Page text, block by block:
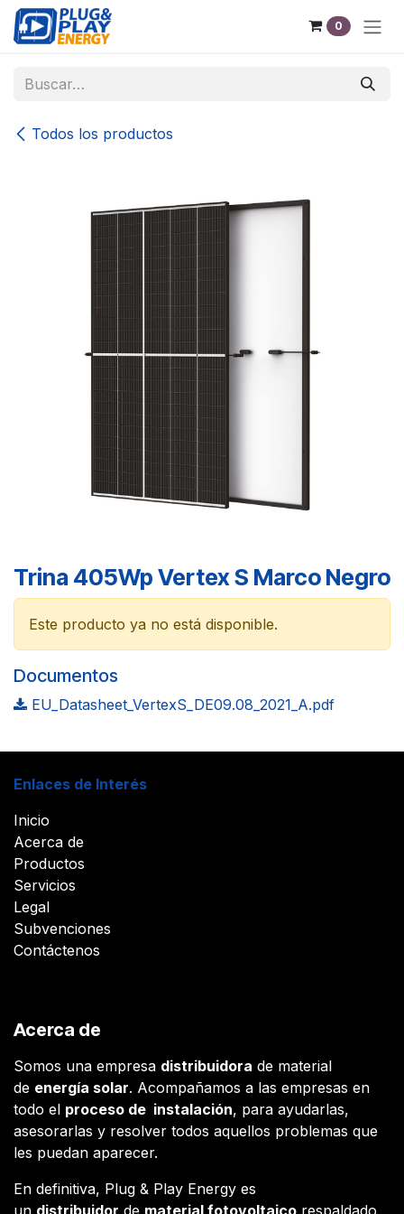
Ir al contenido
0
Todos los productos
Trina 405Wp Vertex S Marco Negro
Este producto ya no está disponible.
Documentos
EU_Datasheet_VertexS_DE09.08_2021_A.pdf
Enlaces de Interés
Inicio
Acerca de
Productos
Servicios
Legal
Subvenciones
Contáctenos
Acerca de
Somos una empresa distribuidora de material
de energía solar. Acompañamos a las empresas en
todo el proceso de instalación, para ayudarlas,
asesorarlas y resolver todos aquellos problemas que
les puedan aparecer.
En definitiva, Plug & Play Energy es
un distribuidor de material fotovoltaico respaldado